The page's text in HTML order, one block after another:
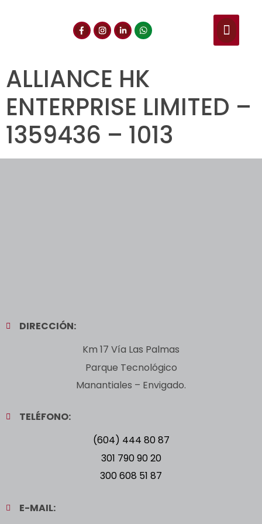
ALLIANCE HK
ENTERPRISE LIMITED –
1359436 – 1013
DIRECCIÓN:
Km 17 Vía Las Palmas
Parque Tecnológico
Manantiales – Envigado.
TELÉFONO:
(604) 444 80 87
301 790 90 20
300 608 51 87
E-MAIL: